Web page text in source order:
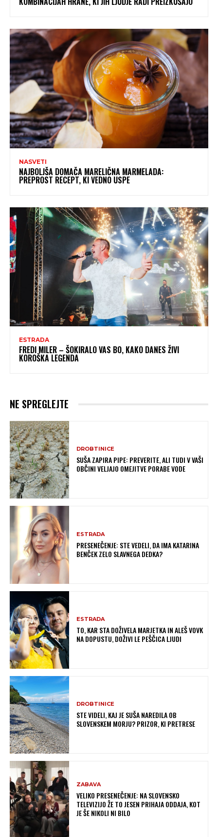
NASVETI
NAJBOLJŠA DOMAČA MARELIČNA MARMELADA:
PREPROST RECEPT, KI VEDNO USPE
ESTRADA
FREDI MILER – ŠOKIRALO VAS BO, KAKO DANES ŽIVI
KOROŠKA LEGENDA
NE SPREGLEJTE
DROBTINICE
SUŠA ZAPIRA PIPE: PREVERITE, ALI TUDI V VAŠI
OBČINI VELJAJO OMEJITVE PORABE VODE
ESTRADA
PRESENEČENJE: STE VEDELI, DA IMA KATARINA
BENČEK ZELO SLAVNEGA DEDKA?
ESTRADA
TO, KAR STA DOŽIVELA MARJETKA IN ALEŠ VOVK
NA DOPUSTU, DOŽIVI LE PEŠČICA LJUDI
DROBTINICE
STE VIDELI, KAJ JE SUŠA NAREDILA OB
SLOVENSKEM MORJU? PRIZOR, KI PRETRESE
ZABAVA
VELIKO PRESENEČENJE: NA SLOVENSKO
TELEVIZIJO ŽE TO JESEN PRIHAJA ODDAJA, KOT
JE ŠE NIKOLI NI BILO